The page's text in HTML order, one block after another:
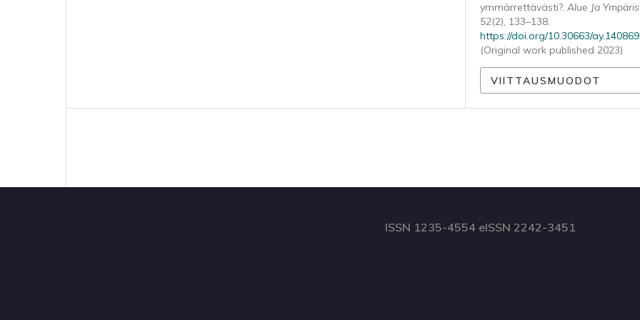
ymmärrettävästi?. Alue Ja
52(2), 133–138.
https://doi.org/10.30663/ay.140869
(Original work published 2023)
VIITTAUSMUODOT
ISSN 1235-4554 eISSN 2242-3451